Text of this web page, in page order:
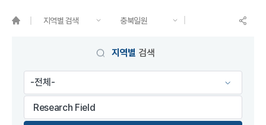
지역별 검색 충북일원
지역별 검색